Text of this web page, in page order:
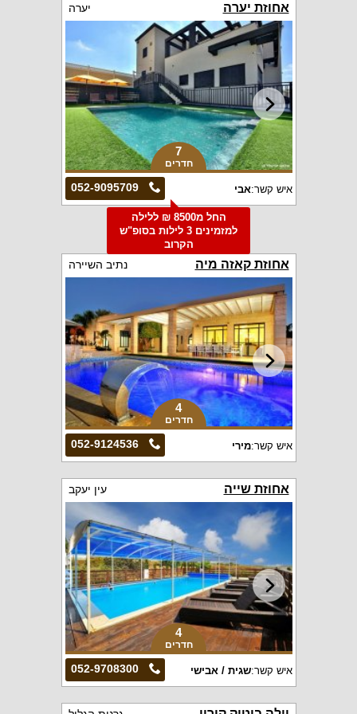
אחוזת יערה יערה
7
חדרים
052-9095709 איש קשר:אבי
החל מ8500 ₪ ללילה
למזמינים 3 לילות בסופ"ש
הקרוב
אחוזת קאזה מיה נתיב השיירה
4
חדרים
052-9124536 איש קשר:מירי
אחוזת שייה עין יעקב
4
חדרים
052-9708300 איש קשר:שגית / אבישי